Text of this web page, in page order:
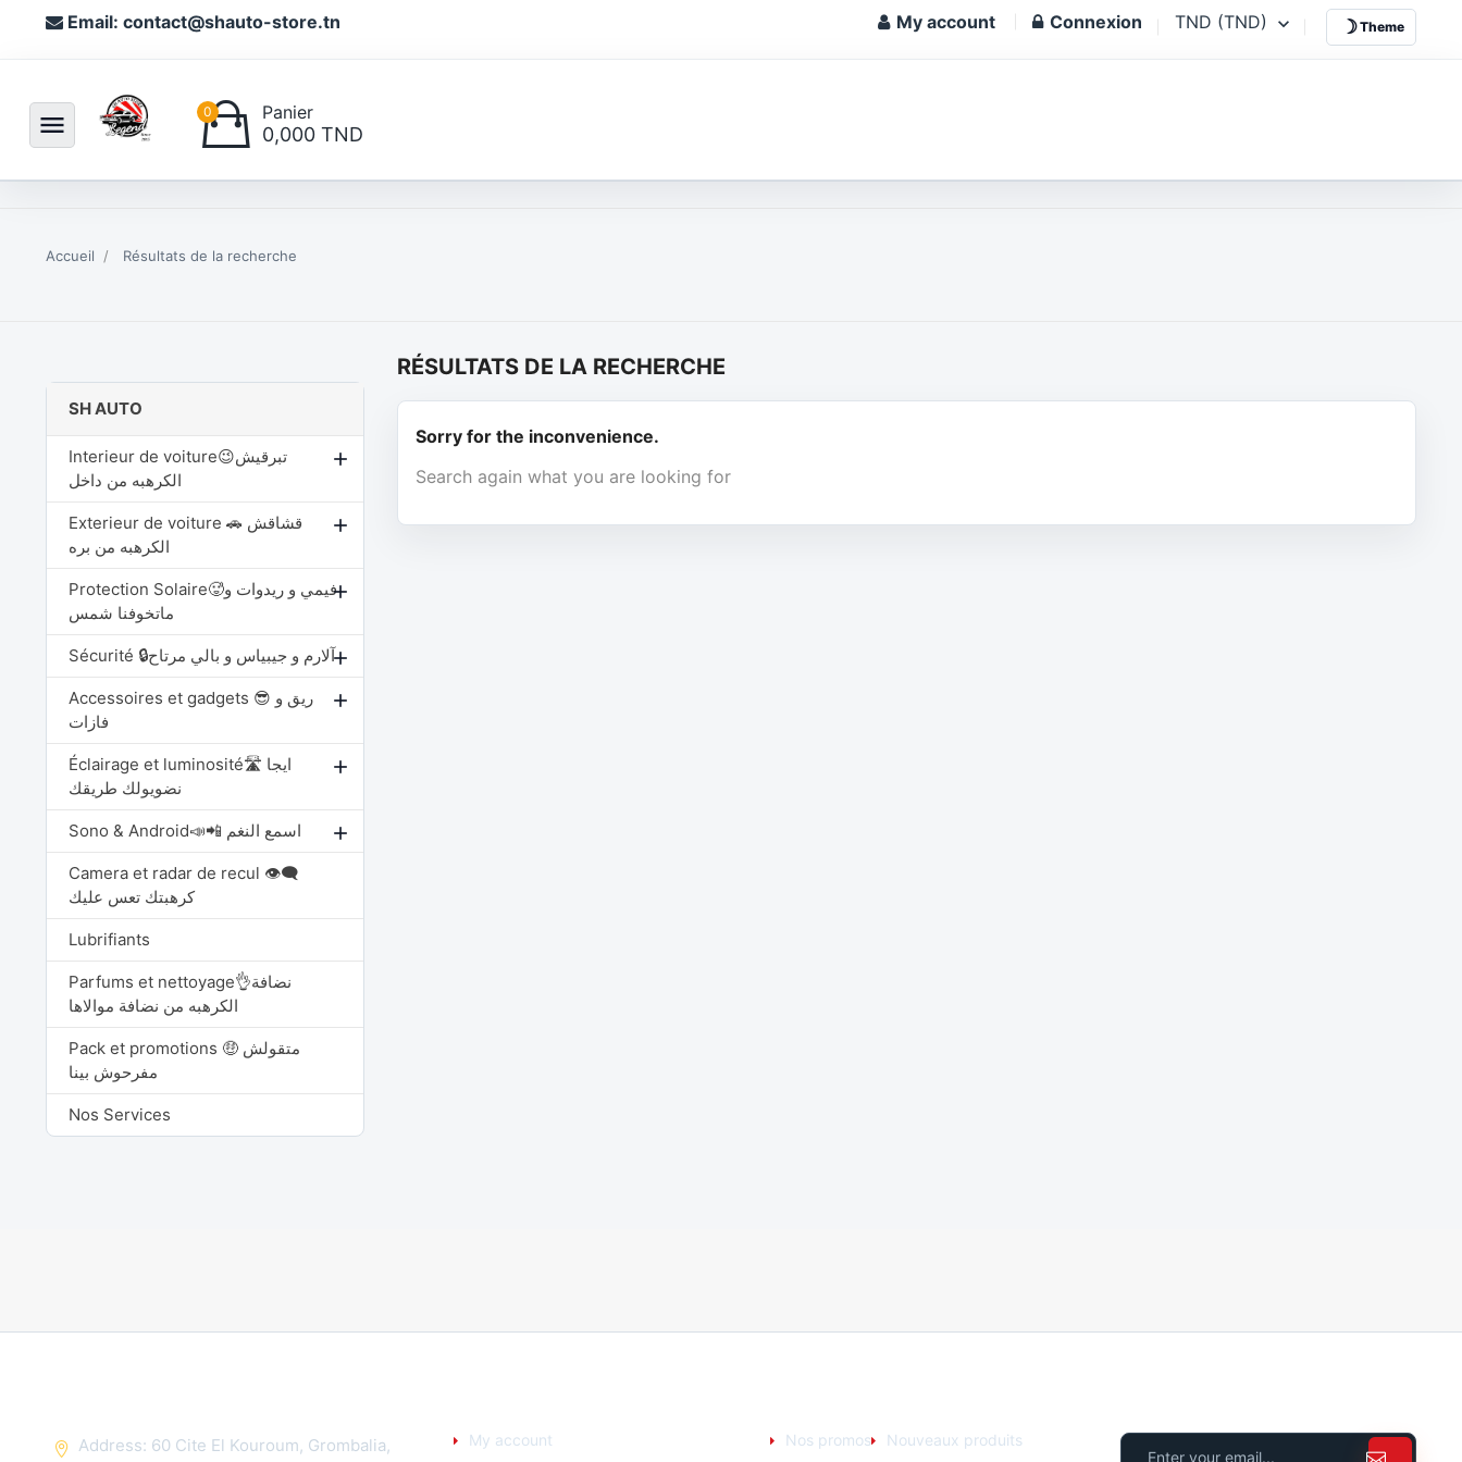
Email: contact@shauto-store.tn My account Connexion TND (TND) ☽Theme
menu Panier
0,000 TND
0
Accueil Résultats de la recherche
SH AUTO
Interieur de voiture😉تبرقيش
الكرهبه من داخل
add
Exterieur de voiture 🚗 قشاقش
الكرهبه من بره
add
Protection Solaire🥵فيمي و ريدوات و
ماتخوفنا شمس
add
Sécurité 🔒آلارم و جيبياس و بالي مرتاحadd
Accessoires et gadgets 😎 ريق و
فازات
add
Éclairage et luminosité🛣️ ايجا
نضويولك طريقك
add
Sono & Android📣📲 اسمع النغم add
Camera et radar de recul 👁️‍🗨️
كرهبتك تعس عليك
Lubrifiants
Parfums et nettoyage👌نضافة
الكرهبه من نضافة موالاها
Pack et promotions 🤑 متقولش
مفرحوش بينا
Nos Services
RÉSULTATS DE LA RECHERCHE
Sorry for the inconvenience.
Search again what you are looking for
Address: 60 Cite El Kouroum, Grombalia,
My account
Nos promos
Nouveaux produits